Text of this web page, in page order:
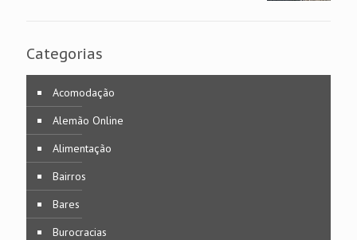
Categorias
Acomodação
Alemão Online
Alimentação
Bairros
Bares
Burocracias